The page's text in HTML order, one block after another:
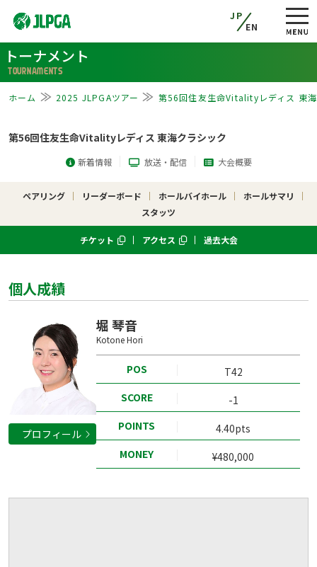
JP
EN
トーナメント
TOURNAMENTS
ホーム 2025 JLPGAツアー 第56回住友生命Vitalityレディス 東
第56回住友生命Vitalityレディス 東海クラシック
新着情報 放送・配信 大会概要
ペアリング リーダーボード ホールバイホール
ホールサマリ
スタッツ
チケット アクセス 過去大会
個人成績
プロフィール
堀 琴音
Kotone Hori
POS
T42
SCORE
-1
POINTS
4.40pts
MONEY
¥480,000